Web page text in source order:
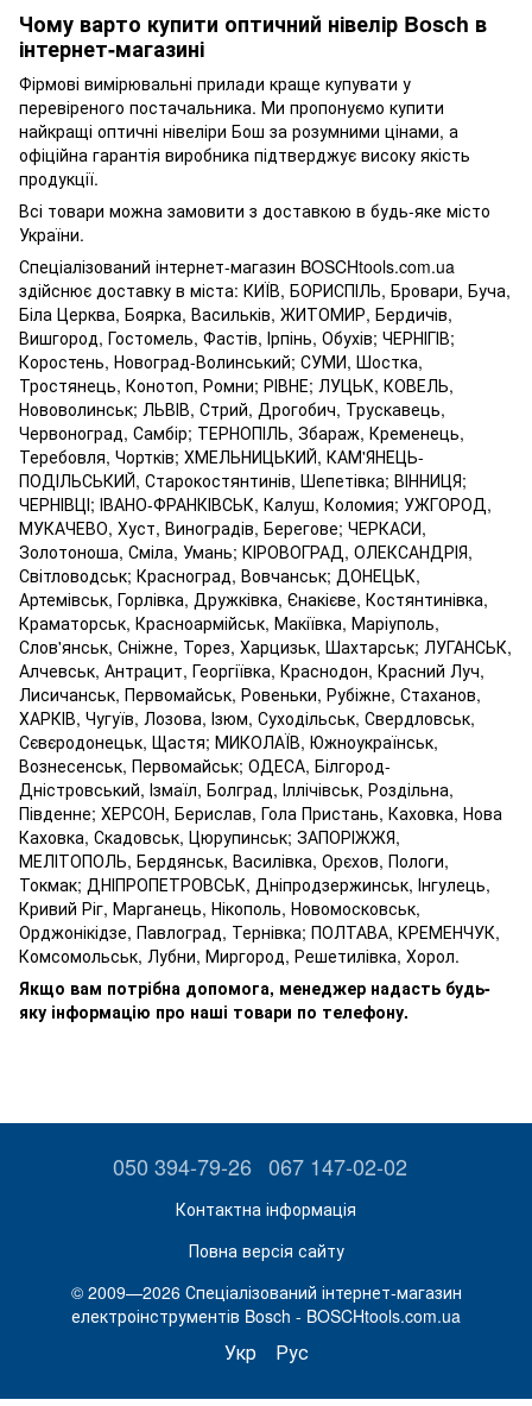
Чому варто купити оптичний нівелір Bosch в
інтернет-магазині
Фірмові вимірювальні прилади краще купувати у
перевіреного постачальника. Ми пропонуємо купити
найкращі оптичні нівеліри Бош за розумними цінами, а
офіційна гарантія виробника підтверджує високу якість
продукції.
Всі товари можна замовити з доставкою в будь-яке місто
України.
Спеціалізований інтернет-магазин BOSCHtools.com.ua
здійснює доставку в міста: КИЇВ, БОРИСПІЛЬ, Бровари, Буча,
Біла Церква, Боярка, Васильків, ЖИТОМИР, Бердичів,
Вишгород, Гостомель, Фастів, Ірпінь, Обухів; ЧЕРНІГІВ;
Коростень, Новоград-Волинський; СУМИ, Шостка,
Тростянець, Конотоп, Ромни; РІВНЕ; ЛУЦЬК, КОВЕЛЬ,
Нововолинськ; ЛЬВІВ, Стрий, Дрогобич, Трускавець,
Червоноград, Самбір; ТЕРНОПІЛЬ, Збараж, Кременець,
Теребовля, Чортків; ХМЕЛЬНИЦЬКИЙ, КАМ'ЯНЕЦЬ-
ПОДІЛЬСЬКИЙ, Старокостянтинів, Шепетівка; ВІННИЦЯ;
ЧЕРНІВЦІ; ІВАНО-ФРАНКІВСЬК, Калуш, Коломия; УЖГОРОД,
МУКАЧЕВО, Хуст, Виноградів, Берегове; ЧЕРКАСИ,
Золотоноша, Сміла, Умань; КІРОВОГРАД, ОЛЕКСАНДРІЯ,
Світловодськ; Красноград, Вовчанськ; ДОНЕЦЬК,
Артемівськ, Горлівка, Дружківка, Єнакієве, Костянтинівка,
Краматорськ, Красноармійськ, Макіївка, Маріуполь,
Слов'янськ, Сніжне, Торез, Харцизьк, Шахтарськ; ЛУГАНСЬК,
Алчевськ, Антрацит, Георгіївка, Краснодон, Красний Луч,
Лисичанськ, Первомайськ, Ровеньки, Рубіжне, Стаханов,
ХАРКІВ, Чугуїв, Лозова, Ізюм, Суходільськ, Свердловськ,
Сєвєродонецьк, Щастя; МИКОЛАЇВ, Южноукраїнськ,
Вознесенськ, Первомайськ; ОДЕСА, Білгород-
Дністровський, Ізмаїл, Болград, Іллічівськ, Роздільна,
Південне; ХЕРСОН, Берислав, Гола Пристань, Каховка, Нова
Каховка, Скадовськ, Цюрупинськ; ЗАПОРІЖЖЯ,
МЕЛІТОПОЛЬ, Бердянськ, Василівка, Орєхов, Пологи,
Токмак; ДНІПРОПЕТРОВСЬК, Дніпродзержинськ, Інгулець,
Кривий Ріг, Марганець, Нікополь, Новомосковськ,
Орджонікідзе, Павлоград, Тернівка; ПОЛТАВА, КРЕМЕНЧУК,
Комсомольськ, Лубни, Миргород, Решетилівка, Хорол.
Якщо вам потрібна допомога, менеджер надасть будь-
яку інформацію про наші товари по телефону.
050 394-79-26 067 147-02-02
Контактна інформація
Повна версія сайту
© 2009—2026 Спеціалізований інтернет-магазин
електроінструментів Bosch - BOSCHtools.com.ua
Укр Рус